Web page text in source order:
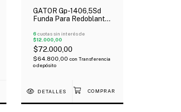
GATOR Gp-1406,5Sd
Funda Para Redoblante
6 cuotas sin interés de
$12.000,00
$72.000,00
$64.800,00 con Transferencia
o depósito
DETALLES